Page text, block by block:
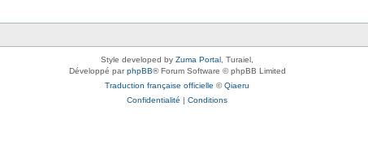
Style developed by Zuma Portal , Turaiel,
Développé parphpBB® Forum Software © phpBB Limited
Traduction française officielle ©Qiaeru
Confidentialité | Conditions